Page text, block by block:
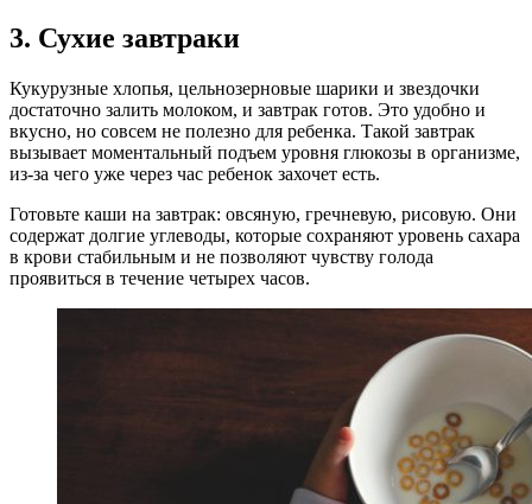
3. Сухие завтраки
Кукурузные хлопья, цельнозерновые шарики и звездочки
достаточно залить молоком, и завтрак готов. Это удобно и
вкусно, но совсем не полезно для ребенка. Такой завтрак
вызывает моментальный подъем уровня глюкозы в организме,
из-за чего уже через час ребенок захочет есть.
Готовьте каши на завтрак: овсяную, гречневую, рисовую. Они
содержат долгие углеводы, которые сохраняют уровень сахара
в крови стабильным и не позволяют чувству голода
проявиться в течение четырех часов.